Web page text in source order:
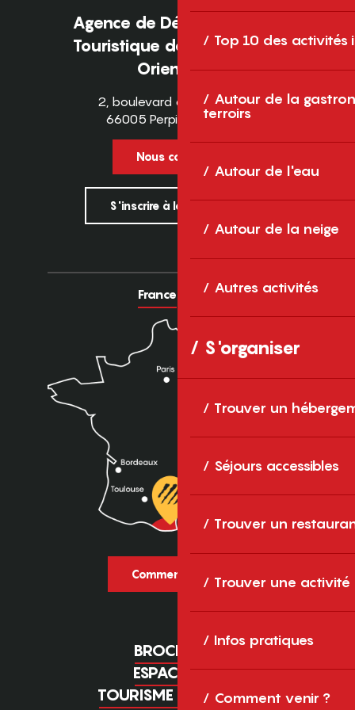
Top 10 des activités
Autour de la
terroirs
Autour de l'eau
Autour de la neige
Autres activités
S'organiser
Trouver un
Séjours accessibles
Trouver un
Trouver une activité
Infos pratiques
Comment venir ?
Agence de Développement
Touristique des Pyrénées-
Orientales
2, boulevard des Pyrénées
66005 Perpignan Cedex
Nous contacter
S'inscrire à la newsletter
France Europe
Comment venir ?
BROCHURES
ESPACE PRO
TOURISME D'AFFAIRES